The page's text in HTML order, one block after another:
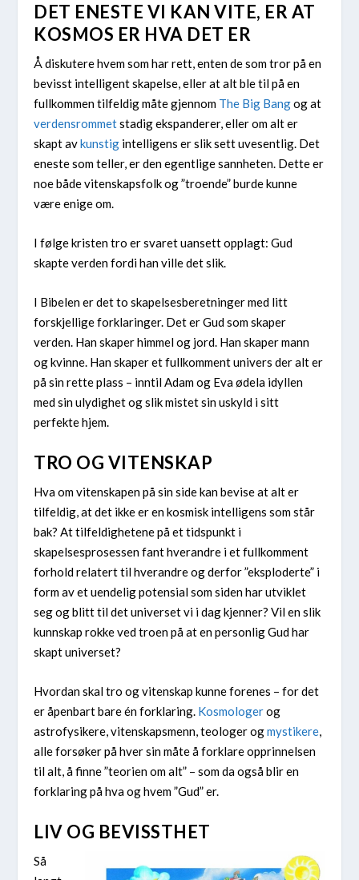
DET ENESTE VI KAN VITE, ER AT
KOSMOS ER HVA DET ER
Å diskutere hvem som har rett, enten de som tror på en
bevisst intelligent skapelse, eller at alt ble til på en
fullkommen tilfeldig måte gjennom The Big Bangog at
verdensrommetstadig ekspanderer, eller om alt er
skapt avkunstig intelligens er slik sett uvesentlig. Det
eneste som teller, er den egentlige sannheten. Dette er
noe både vitenskapsfolk og ”troende” burde kunne
være enige om.
I følge kristen tro er svaret uansett opplagt: Gud
skapte verden fordi han ville det slik.
I Bibelen er det to skapelsesberetninger med litt
forskjellige forklaringer. Det er Gud som skaper
verden. Han skaper himmel og jord. Han skaper mann
og kvinne. Han skaper et fullkomment univers der alt er
på sin rette plass – inntil Adam og Eva ødela idyllen
med sin ulydighet og slik mistet sin uskyld i sitt
perfekte hjem.
TRO OG VITENSKAP
Hva om vitenskapen på sin side kan bevise at alt er
tilfeldig, at det ikke er en kosmisk intelligens som står
bak? At tilfeldighetene på et tidspunkt i
skapelsesprosessen fant hverandre i et fullkomment
forhold relatert til hverandre og derfor ”eksploderte” i
form av et uendelig potensial som siden har utviklet
seg og blitt til det universet vi i dag kjenner? Vil en slik
kunnskap rokke ved troen på at en personlig Gud har
skapt universet?
Hvordan skal tro og vitenskap kunne forenes – for det
er åpenbart bare én forklaring. Kosmologerog
astrofysikere, vitenskapsmenn, teologer ogmystikere,
alle forsøker på hver sin måte å forklare opprinnelsen
til alt, å finne ”teorien om alt” – som da også blir en
forklaring på hva og hvem ”Gud” er.
LIV OG BEVISSTHET
Så